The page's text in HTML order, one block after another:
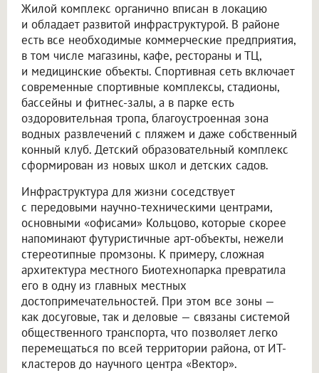
Жилой комплекс органично вписан в локацию
и обладает развитой инфраструктурой. В районе
есть все необходимые коммерческие предприятия,
в том числе магазины, кафе, рестораны и ТЦ,
и медицинские объекты. Спортивная сеть включает
современные спортивные комплексы, стадионы,
бассейны и фитнес-залы, а в парке есть
оздоровительная тропа, благоустроенная зона
водных развлечений с пляжем и даже собственный
конный клуб. Детский образовательный комплекс
сформирован из новых школ и детских садов.
Инфраструктура для жизни соседствует
с передовыми научно-техническими центрами,
основными «офисами» Кольцово, которые скорее
напоминают футуристичные арт-объекты, нежели
стереотипные промзоны. К примеру, сложная
архитектура местного Биотехнопарка превратила
его в одну из главных местных
достопримечательностей. При этом все зоны —
как досуговые, так и деловые — связаны системой
общественного транспорта, что позволяет легко
перемещаться по всей территории района, от ИТ-
кластеров до научного центра «Вектор».